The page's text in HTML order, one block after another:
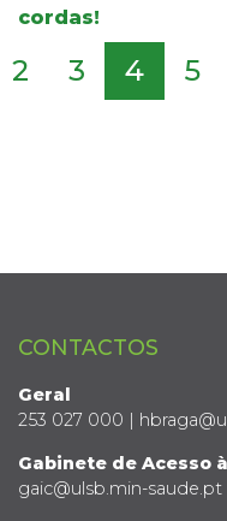
cordas!
2 3 4 5
CONTACTOS
Geral
253 027 000 |
Gabinete de Acesso
gaic@ulsb.min-saude.pt